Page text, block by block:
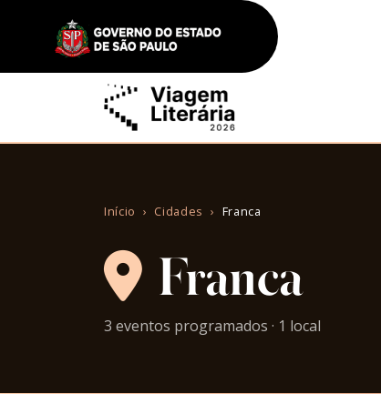
Início Cidades Franca
Franca
3 eventos programados · 1 local